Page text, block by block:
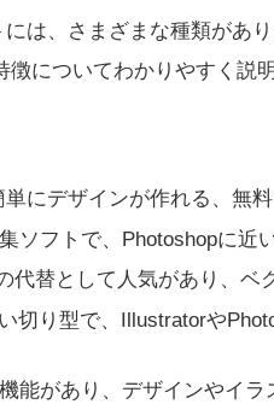
は、さまざまな種類があ
徴についてわかりやすく説
にデザインが作れる、無料
ソフトで、Photoshopに近
代替として人気があり、ベ
切り型で、Illustratorや
能があり、デザインやイラ